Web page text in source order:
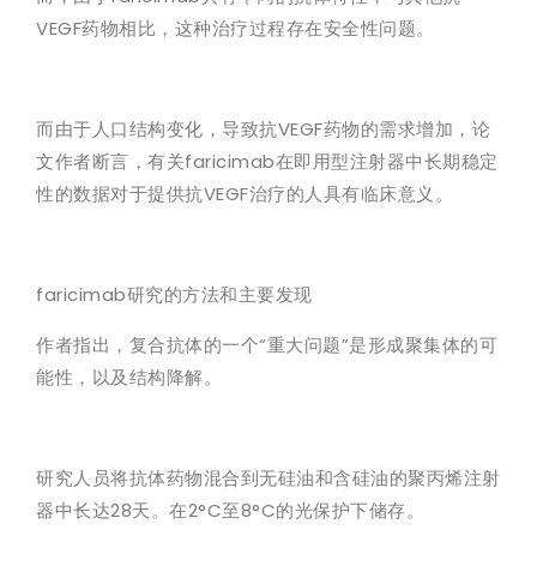
VEGF药物相比，这种治疗过程存在安全性问题。
而由于人口结构变化，导致抗VEGF药物的需求增加，论
文作者断言，有关faricimab在即用型注射器中长期稳定
性的数据对于提供抗VEGF治疗的人具有临床意义。
faricimab研究的方法和主要发现
作者指出，复合抗体的一个“重大问题”是形成聚集体的可
能性，以及结构降解。
研究人员将抗体药物混合到无硅油和含硅油的聚丙烯注射
器中长达28天。在2°C至8°C的光保护下储存。